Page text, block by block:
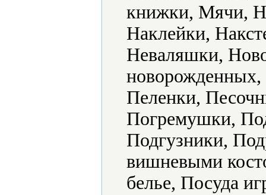
книжки, Мячи,
Наклейки,
Неваляшки,
Пеленки,
Погремушки,
Подгузники,
вишневыми
белье, Посуда